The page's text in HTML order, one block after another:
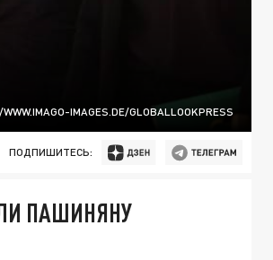
IMAGES.DE/GLOBALLOOKPRESS
ПОДПИШИТЕСЬ:
ПАШИНЯНУ